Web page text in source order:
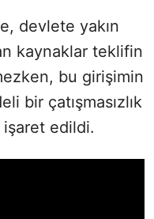
devlete yakın
kaynaklar teklifin
bu girişimin
bir çatışmasızlık
edildi.